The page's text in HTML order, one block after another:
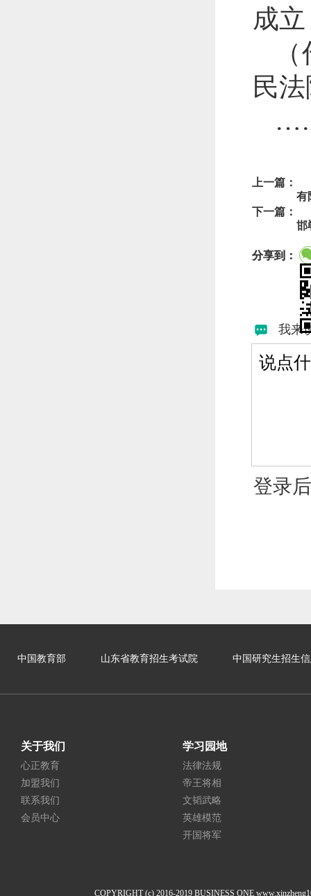
成
民
上一篇： 有
下一篇： 邯
分享到：
我来
登录
中国教育部 山东省教育招生考试院 中国研究生招生
关于我们
心正教育
加盟我们
联系我们
会员中心
学习园地
法律法规
帝王将相
文韬武略
英雄模范
开国将军
COPYRIGHT (c) 2016-2019 BUSINESS ONE